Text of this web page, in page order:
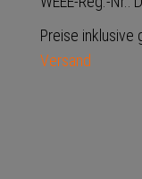
Preise inklusive
Versand